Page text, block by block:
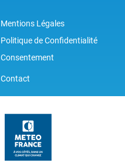
Mentions Légales
Politique de Confidentialité
Consentement
Contact